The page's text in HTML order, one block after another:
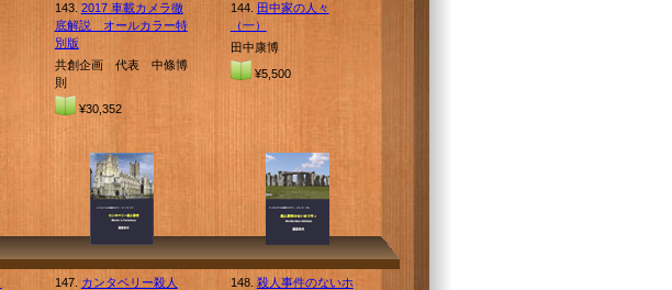
143. 2017 車載カメラ徹
底解説 オールカラー特
別版
共創企画 代表 中條博
則
¥30,352
144. 田中家の人々
（一）
田中康博
¥5,500
147. カンタベリー殺人
148. 殺人事件のないホ